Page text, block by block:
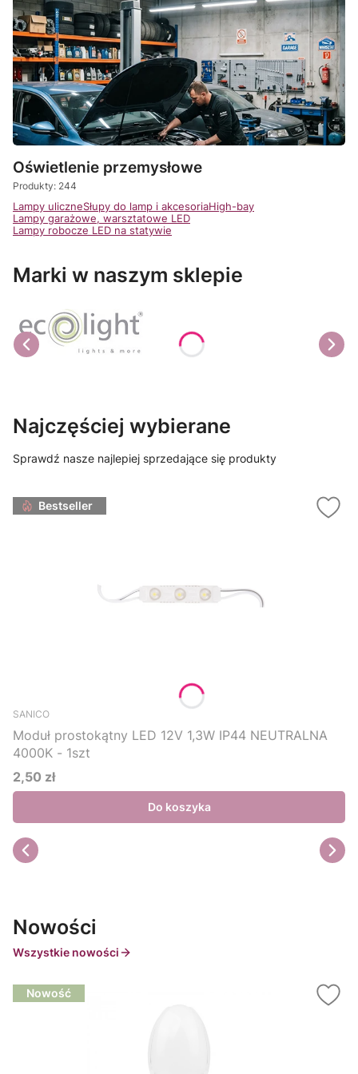
Oświetlenie przemysłowe
Produkty: 244
Lampy uliczneSłupy do lamp i akcesoriaHigh-bay
Lampy garażowe, warsztatowe LED
Lampy robocze LED na statywie
Marki w naszym sklepie
Najczęściej wybierane
Sprawdź nasze najlepiej sprzedające się produkty
Bestseller
SANICO
Moduł prostokątny LED 12V 1,3W IP44 NEUTRALNA
4000K - 1szt
Cena
2,50 zł
Do koszyka
Nowości
Wszystkie nowości
Nowość